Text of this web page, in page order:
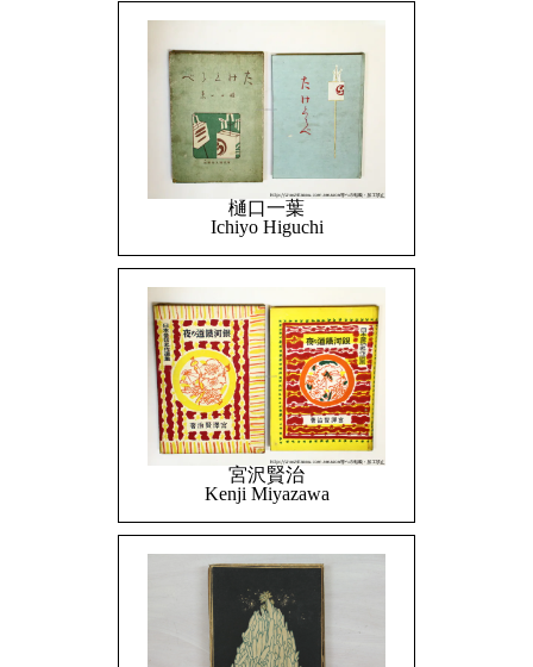
樋口一葉
Ichiyo Higuchi
宮沢賢治
Kenji Miyazawa